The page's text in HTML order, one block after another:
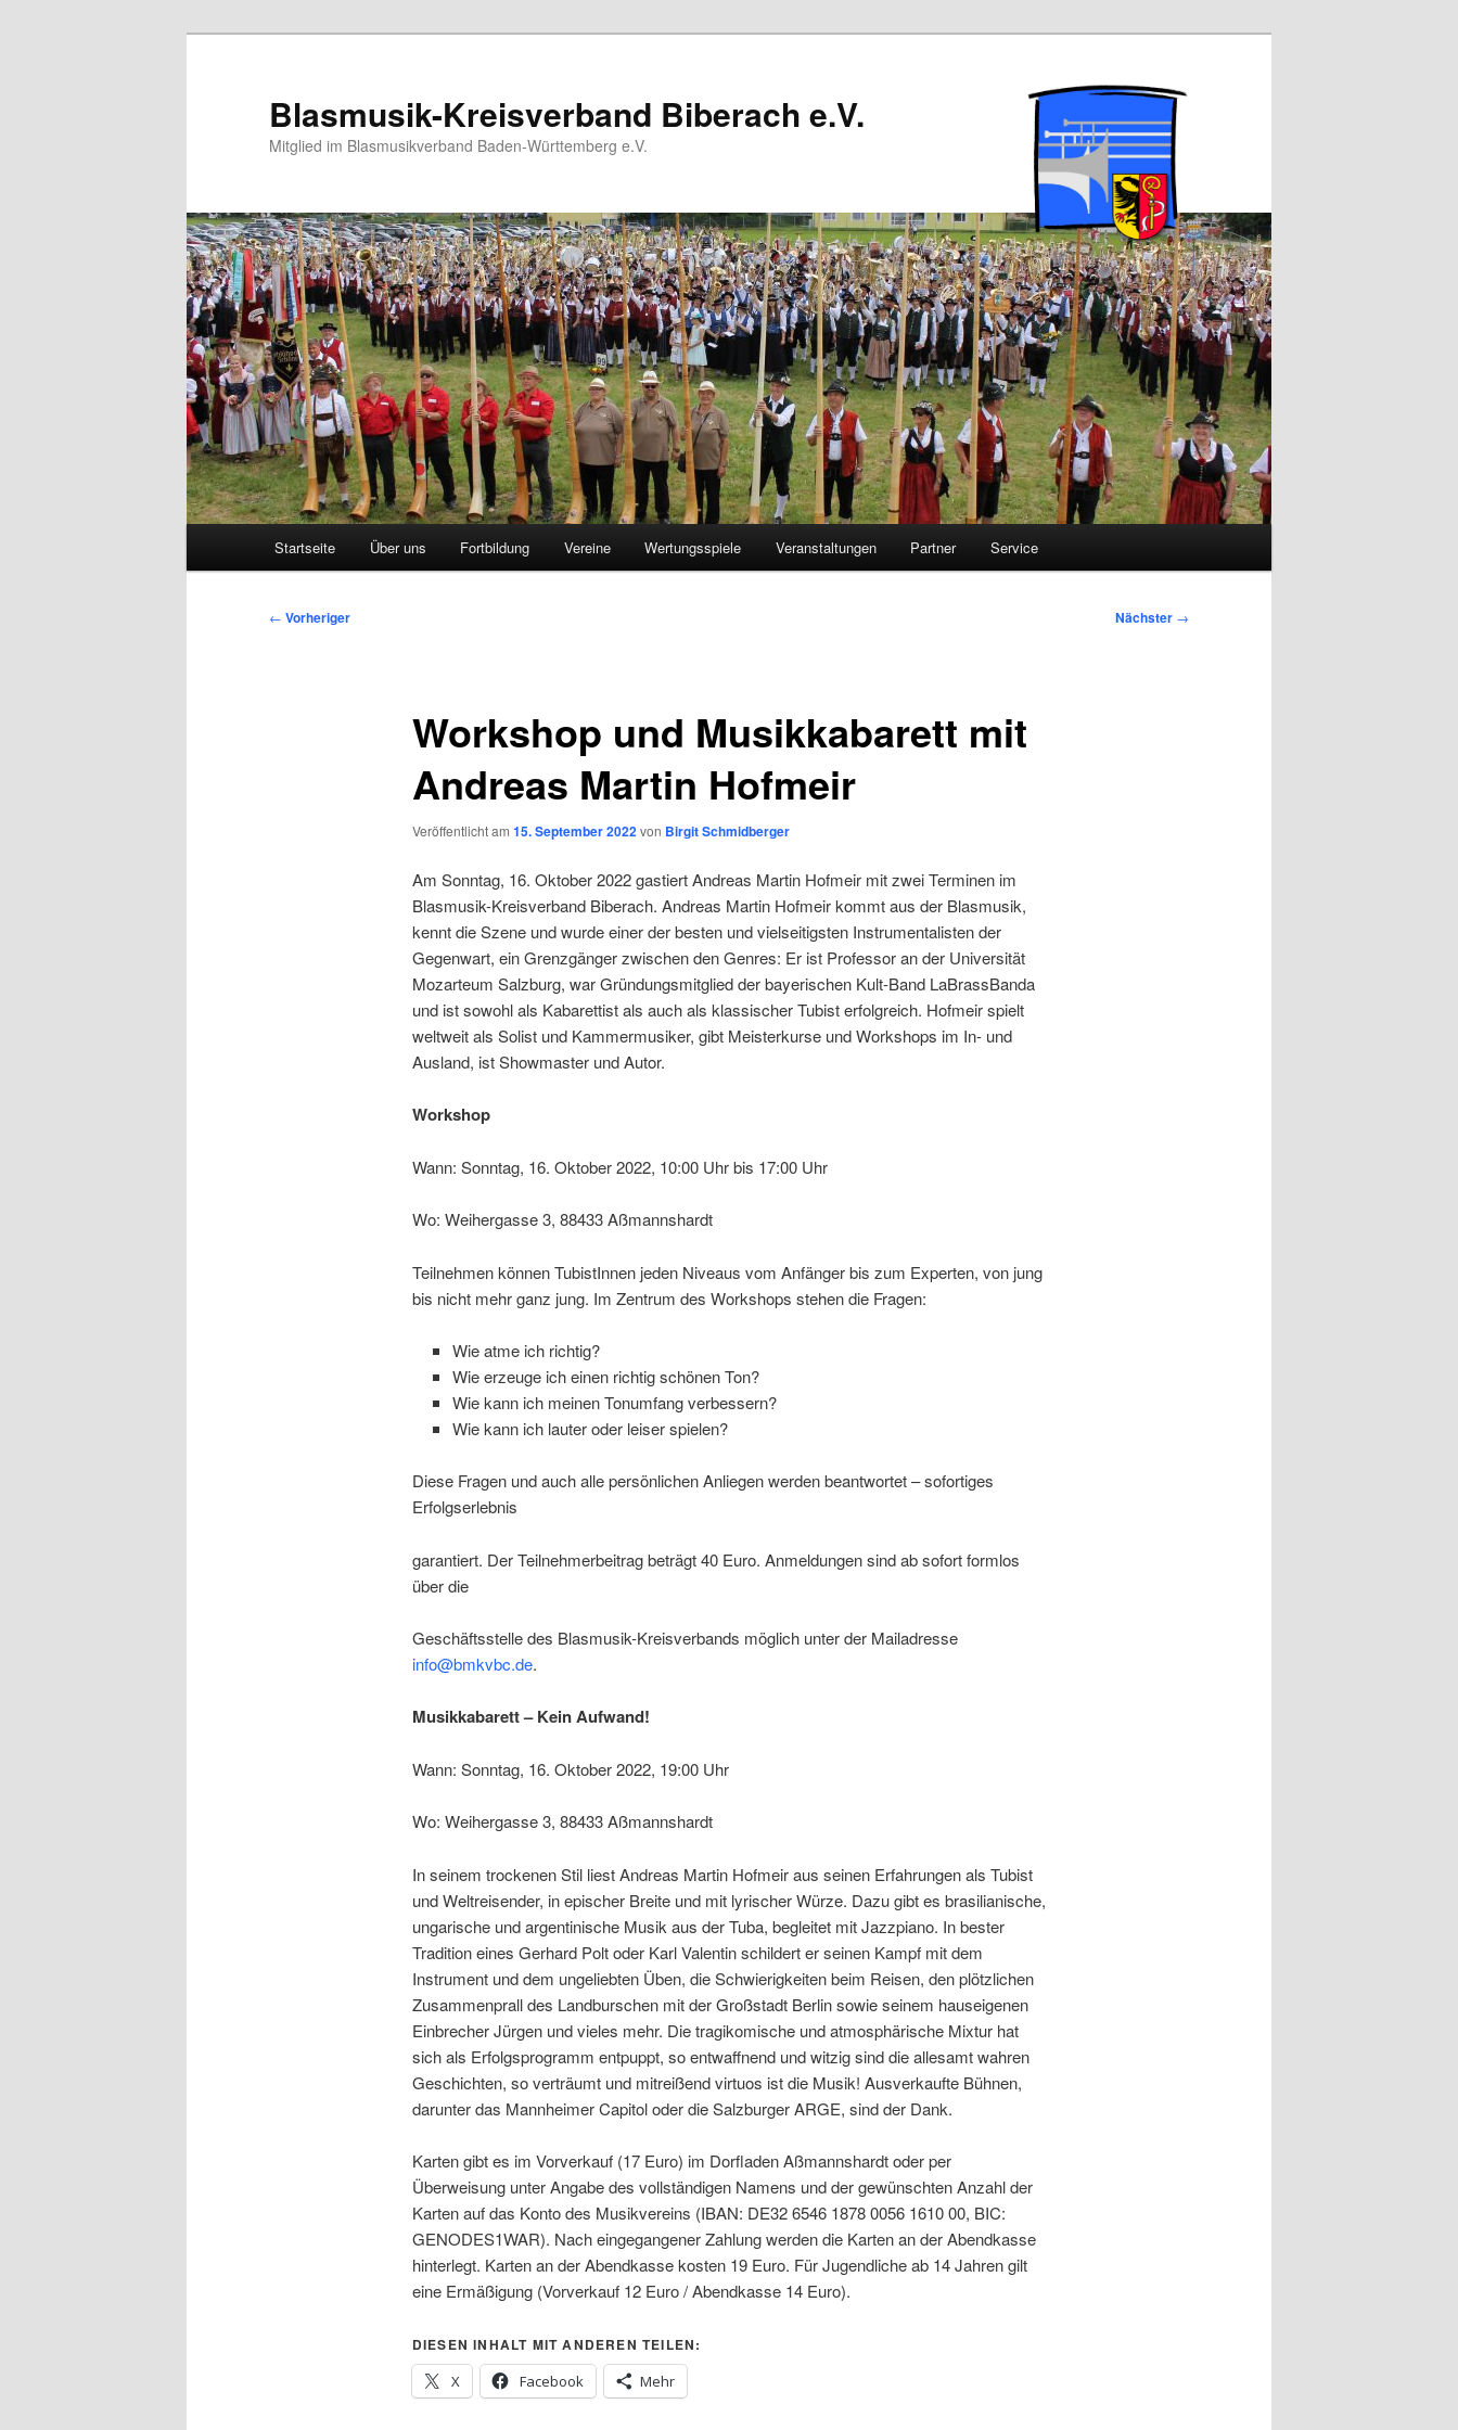
Blasmusik-Kreisverband Biberach e.V.
Mitglied im Blasmusikverband Baden-Württemberg e.V.
Zum
Startseite Über uns Fortbildung Vereine Wertungsspiele Veranstaltungen Partner Service
Beitragsnavigation
← Vorheriger Nächster →
Workshop und Musikkabarett mit
Andreas Martin Hofmeir
Veröffentlicht am 15. September 2022von Birgit Schmidberger
Am Sonntag, 16. Oktober 2022 gastiert Andreas Martin Hofmeir mit zwei Terminen im
Blasmusik-Kreisverband Biberach. Andreas Martin Hofmeir kommt aus der Blasmusik,
kennt die Szene und wurde einer der besten und vielseitigsten Instrumentalisten der
Gegenwart, ein Grenzgänger zwischen den Genres: Er ist Professor an der Universität
Mozarteum Salzburg, war Gründungsmitglied der bayerischen Kult-Band LaBrassBanda
und ist sowohl als Kabarettist als auch als klassischer Tubist erfolgreich. Hofmeir spielt
weltweit als Solist und Kammermusiker, gibt Meisterkurse und Workshops im In- und
Ausland, ist Showmaster und Autor.
Workshop
Wann: Sonntag, 16. Oktober 2022, 10:00 Uhr bis 17:00 Uhr
Wo: Weihergasse 3, 88433 Aßmannshardt
Teilnehmen können TubistInnen jeden Niveaus vom Anfänger bis zum Experten, von jung
bis nicht mehr ganz jung. Im Zentrum des Workshops stehen die Fragen:
Wie atme ich richtig?
Wie erzeuge ich einen richtig schönen Ton?
Wie kann ich meinen Tonumfang verbessern?
Wie kann ich lauter oder leiser spielen?
Diese Fragen und auch alle persönlichen Anliegen werden beantwortet – sofortiges
Erfolgserlebnis
garantiert. Der Teilnehmerbeitrag beträgt 40 Euro. Anmeldungen sind ab sofort formlos
über die
Geschäftsstelle des Blasmusik-Kreisverbands möglich unter der Mailadresse
info@bmkvbc.de.
Musikkabarett – Kein Aufwand!
Wann: Sonntag, 16. Oktober 2022, 19:00 Uhr
Wo: Weihergasse 3, 88433 Aßmannshardt
In seinem trockenen Stil liest Andreas Martin Hofmeir aus seinen Erfahrungen als Tubist
und Weltreisender, in epischer Breite und mit lyrischer Würze. Dazu gibt es brasilianische,
ungarische und argentinische Musik aus der Tuba, begleitet mit Jazzpiano. In bester
Tradition eines Gerhard Polt oder Karl Valentin schildert er seinen Kampf mit dem
Instrument und dem ungeliebten Üben, die Schwierigkeiten beim Reisen, den plötzlichen
Zusammenprall des Landburschen mit der Großstadt Berlin sowie seinem hauseigenen
Einbrecher Jürgen und vieles mehr. Die tragikomische und atmosphärische Mixtur hat
sich als Erfolgsprogramm entpuppt, so entwaffnend und witzig sind die allesamt wahren
Geschichten, so verträumt und mitreißend virtuos ist die Musik! Ausverkaufte Bühnen,
darunter das Mannheimer Capitol oder die Salzburger ARGE, sind der Dank.
Karten gibt es im Vorverkauf (17 Euro) im Dorfladen Aßmannshardt oder per
Überweisung unter Angabe des vollständigen Namens und der gewünschten Anzahl der
Karten auf das Konto des Musikvereins (IBAN: DE32 6546 1878 0056 1610 00, BIC:
GENODES1WAR). Nach eingegangener Zahlung werden die Karten an der Abendkasse
hinterlegt. Karten an der Abendkasse kosten 19 Euro. Für Jugendliche ab 14 Jahren gilt
eine Ermäßigung (Vorverkauf 12 Euro / Abendkasse 14 Euro).
DIESEN INHALT MIT ANDEREN TEILEN:
X
Facebook Mehr